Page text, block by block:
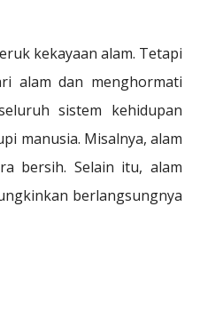
kekayaan alam. Tetapi
alam dan menghormati
sistem kehidupan
manusia. Misalnya, alam
bersih. Selain itu, alam
berlangsungnya